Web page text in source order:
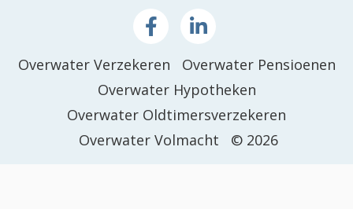
Overwater Verzekeren
Overwater Pensioenen
Overwater Hypotheken
Overwater Oldtimersverzekeren
Overwater Volmacht
© 2026